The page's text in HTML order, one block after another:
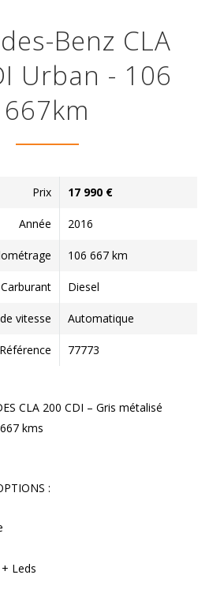
Benz CLA
Urban - 106
667km
Prix 17 990 €
Année 2016
106 667 km
Carburant Diesel
vitesse Automatique
Référence 77773
CLA 200 CDI – Gris métalisé
kms
:
Leds